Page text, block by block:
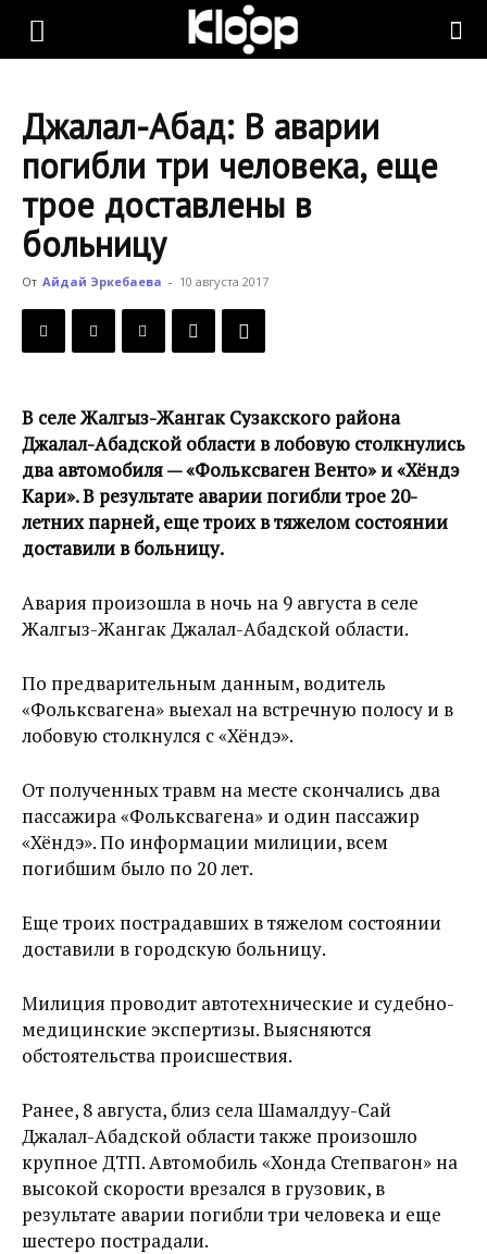
KLOOP.KG
Новости
Кыргызстана
Джалал-Абад: В аварии
погибли три человека, еще
трое доставлены в
больницу
От Айдай Эркебаева - 10 августа 2017
В селе Жалгыз-Жангак Сузакского района
Джалал-Абадской области в лобовую столкнулись
два автомобиля — «Фольксваген Венто» и «Хёндэ
Кари». В результате аварии погибли трое 20-
летних парней, еще троих в тяжелом состоянии
доставили в больницу.
Авария произошла в ночь на 9 августа в селе
Жалгыз-Жангак Джалал-Абадской области.
По предварительным данным, водитель
«Фольксвагена» выехал на встречную полосу и в
лобовую столкнулся с «Хёндэ».
От полученных травм на месте скончались два
пассажира «Фольксвагена» и один пассажир
«Хёндэ». По информации милиции, всем
погибшим было по 20 лет.
Еще троих пострадавших в тяжелом состоянии
доставили в городскую больницу.
Милиция проводит автотехнические и судебно-
медицинские экспертизы. Выясняются
обстоятельства происшествия.
Ранее, 8 августа, близ села Шамалдуу-Сай
Джалал-Абадской области также произошло
крупное ДТП. Автомобиль «Хонда Степвагон» на
высокой скорости врезался в грузовик, в
результате аварии погибли три человека и еще
шестеро пострадали.